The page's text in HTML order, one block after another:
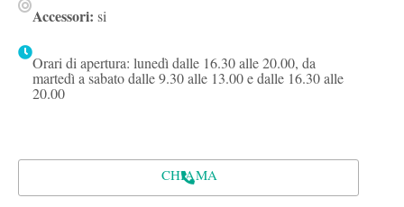
Accessori: si
Orari di apertura: lunedì dalle 16.30 alle 20.00, da
martedì a sabato dalle 9.30 alle 13.00 e dalle 16.30 alle
20.00
CHIAMA